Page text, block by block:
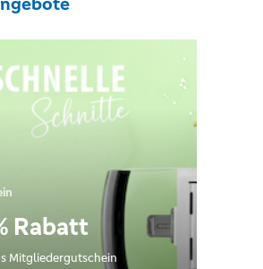
Rabatt
Mitgliedergutschein